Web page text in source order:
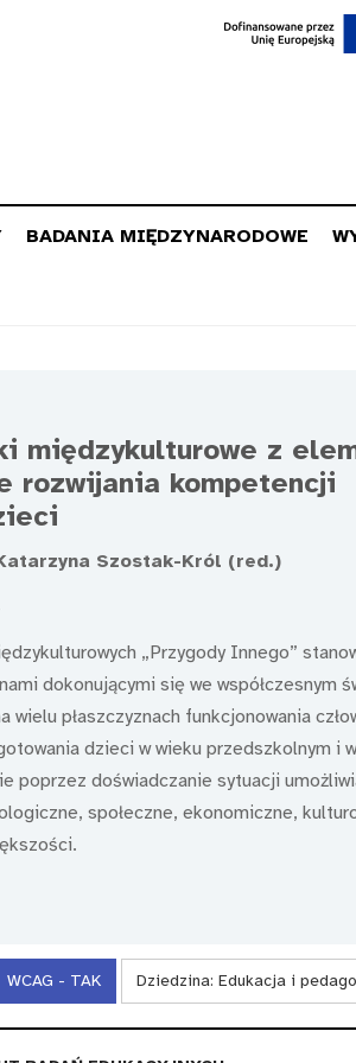
BADANIA MIĘDZYNARODOWE
międzykulturowe z
rozwijania kompetencji
Szostak-Król (red.)
„Przygody Innego”
dokonującymi się we współczesnym
płaszczyznach funkcjonowania
dzieci w wieku przedszkolnym i
poprzez doświadczanie sytuacji
społeczne, ekonomiczne,
WCAG - TAK Dziedzina: Edukacja i